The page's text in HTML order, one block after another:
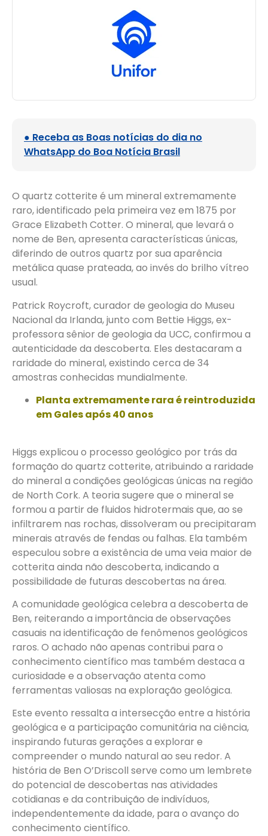
● Receba as Boas notícias do dia no
WhatsApp do Boa Notícia Brasil
O quartz cotterite é um mineral extremamente
raro, identificado pela primeira vez em 1875 por
Grace Elizabeth Cotter. O mineral, que levará o
nome de Ben, apresenta características únicas,
diferindo de outros quartz por sua aparência
metálica quase prateada, ao invés do brilho vítreo
usual.
Patrick Roycroft, curador de geologia do Museu
Nacional da Irlanda, junto com Bettie Higgs, ex-
professora sênior de geologia da UCC, confirmou a
autenticidade da descoberta. Eles destacaram a
raridade do mineral, existindo cerca de 34
amostras conhecidas mundialmente.
Planta extremamente rara é reintroduzida
em Gales após 40 anos
Higgs explicou o processo geológico por trás da
formação do quartz cotterite, atribuindo a raridade
do mineral a condições geológicas únicas na região
de North Cork. A teoria sugere que o mineral se
formou a partir de fluidos hidrotermais que, ao se
infiltrarem nas rochas, dissolveram ou precipitaram
minerais através de fendas ou falhas. Ela também
especulou sobre a existência de uma veia maior de
cotterita ainda não descoberta, indicando a
possibilidade de futuras descobertas na área.
A comunidade geológica celebra a descoberta de
Ben, reiterando a importância de observações
casuais na identificação de fenômenos geológicos
raros. O achado não apenas contribui para o
conhecimento científico mas também destaca a
curiosidade e a observação atenta como
ferramentas valiosas na exploração geológica.
Este evento ressalta a intersecção entre a história
geológica e a participação comunitária na ciência,
inspirando futuras gerações a explorar e
compreender o mundo natural ao seu redor. A
história de Ben O’Driscoll serve como um lembrete
do potencial de descobertas nas atividades
cotidianas e da contribuição de indivíduos,
independentemente da idade, para o avanço do
conhecimento científico.